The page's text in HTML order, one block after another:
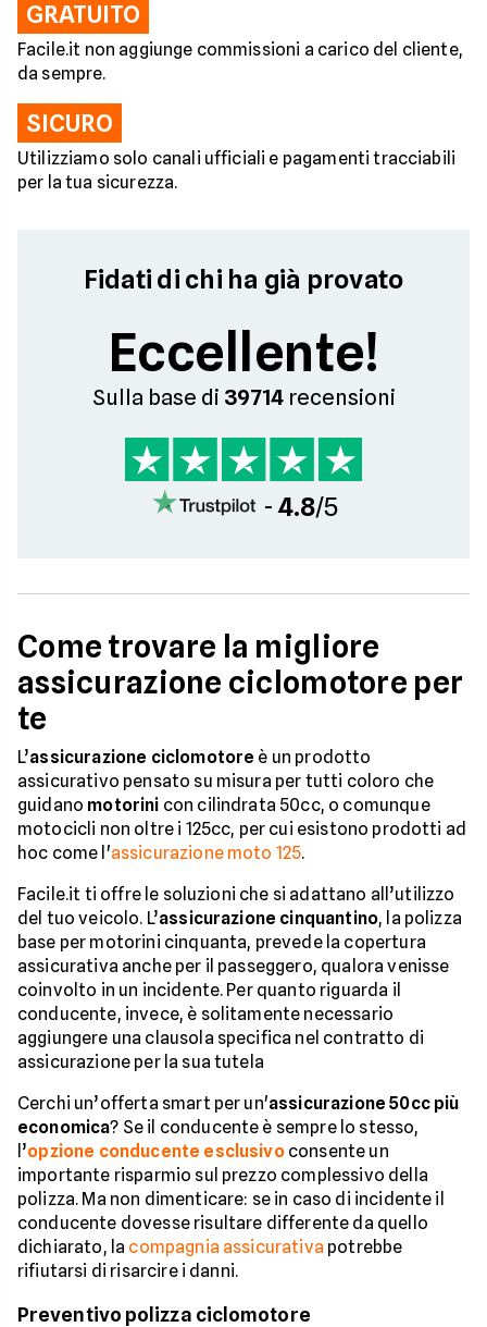
GRATUITO
Facile.it non aggiunge commissioni a carico del cliente,
da sempre.
SICURO
Utilizziamo solo canali ufficiali e pagamenti tracciabili
per la tua sicurezza.
Fidati di chi ha già provato
Eccellente!
Sulla base di 39714recensioni
-4.8/5
Come trovare la migliore
assicurazione ciclomotore per
te
L’assicurazione ciclomotore è un prodotto
assicurativo pensato su misura per tutti coloro che
guidano motorini con cilindrata 50cc, o comunque
motocicli non oltre i 125cc, per cui esistono prodotti ad
hoc come l'assicurazione moto 125.
Facile.it ti offre le soluzioni che si adattano all’utilizzo
del tuo veicolo. L’assicurazione cinquantino, la polizza
base per motorini cinquanta, prevede la copertura
assicurativa anche per il passeggero, qualora venisse
coinvolto in un incidente. Per quanto riguarda il
conducente, invece, è solitamente necessario
aggiungere una clausola specifica nel contratto di
assicurazione per la sua tutela
Cerchi un’offerta smart per un'assicurazione 50cc più
economica? Se il conducente è sempre lo stesso,
l’opzione conducente esclusivoconsente un
importante risparmio sul prezzo complessivo della
polizza. Ma non dimenticare: se in caso di incidente il
conducente dovesse risultare differente da quello
dichiarato, la compagnia assicurativa potrebbe
rifiutarsi di risarcire i danni.
Preventivo polizza ciclomotore